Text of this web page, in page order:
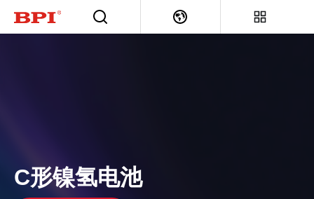
C形镍氢电池